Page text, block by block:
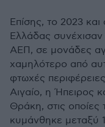
Επίσης, το 2023 και
Ελλάδας
ΑΕΠ, σε μονάδες
χαμηλότερο από
φτωχές
Αιγαίο, η Ήπειρος
Θράκη, στις
κυμάνθηκε μεταξύ